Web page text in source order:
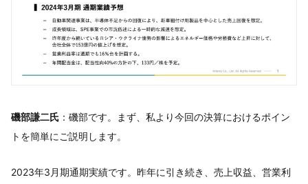
磯部謙二氏 ：磯部です。まず、私より今回の決算におけるポイン
トを簡単にご説明します。
2023年3月期通期実績です。昨年に引き続き、売上収益、営業利